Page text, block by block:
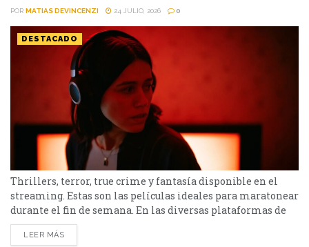
POR MATIAS DEVINCENZI 24 JULIO, 2026 0
DESTACADO
Thrillers, terror, true crime y fantasía disponible en el
streaming. Estas son las películas ideales para maratonear
durante el fin de semana. En las diversas plataformas de
streaming aparecen propuestas para todos los gustos: desde
un thriller español cargado de tensión y conspiraciones,
LEER MÁS